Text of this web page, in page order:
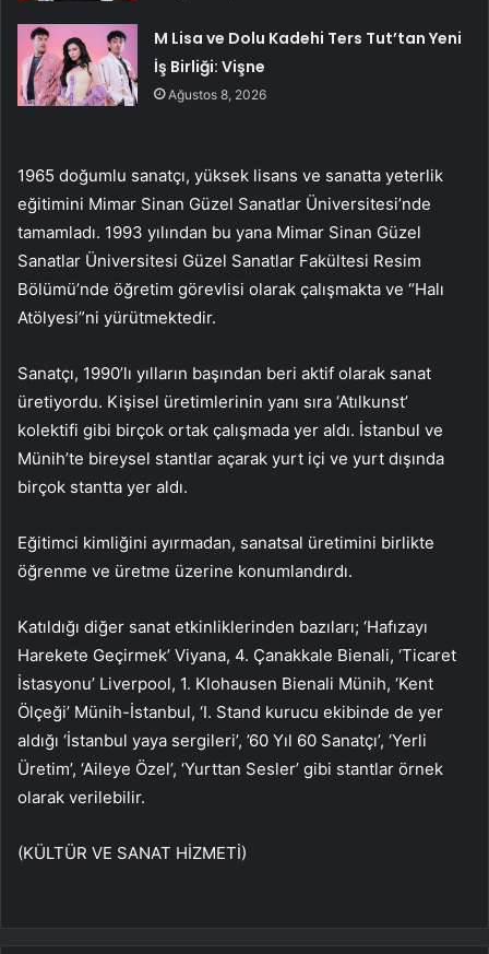
M Lisa ve Dolu Kadehi Ters Tut’tan Yeni
İş Birliği: Vişne
Ağustos 8, 2026
1965 doğumlu sanatçı, yüksek lisans ve sanatta yeterlik
eğitimini Mimar Sinan Güzel Sanatlar Üniversitesi’nde
tamamladı. 1993 yılından bu yana Mimar Sinan Güzel
Sanatlar Üniversitesi Güzel Sanatlar Fakültesi Resim
Bölümü’nde öğretim görevlisi olarak çalışmakta ve “Halı
Atölyesi”ni yürütmektedir.
Sanatçı, 1990’lı yılların başından beri aktif olarak sanat
üretiyordu. Kişisel üretimlerinin yanı sıra ‘Atılkunst’
kolektifi gibi birçok ortak çalışmada yer aldı. İstanbul ve
Münih’te bireysel stantlar açarak yurt içi ve yurt dışında
birçok stantta yer aldı.
Eğitimci kimliğini ayırmadan, sanatsal üretimini birlikte
öğrenme ve üretme üzerine konumlandırdı.
Katıldığı diğer sanat etkinliklerinden bazıları; ‘Hafızayı
Harekete Geçirmek’ Viyana, 4. Çanakkale Bienali, ‘Ticaret
İstasyonu’ Liverpool, 1. Klohausen Bienali Münih, ‘Kent
Ölçeği’ Münih-İstanbul, ‘I. Stand kurucu ekibinde de yer
aldığı ‘İstanbul yaya sergileri’, ’60 Yıl 60 Sanatçı’, ‘Yerli
Üretim’, ‘Aileye Özel’, ‘Yurttan Sesler’ gibi stantlar örnek
olarak verilebilir.
(KÜLTÜR VE SANAT HİZMETİ)